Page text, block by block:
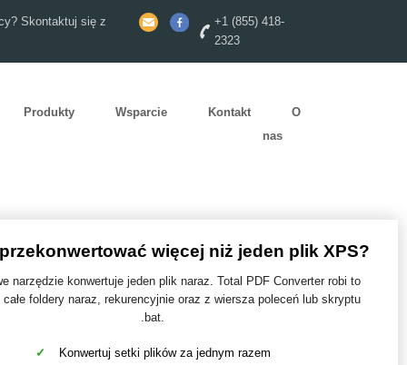
Skontaktuj się z
+1 (855) 418-
2323
Produkty Wsparcie Kontakt
O
nas
więcej niż jeden plik XPS?
narzędzie konwertuje jeden plik naraz. Total PDF Converter robi to
całe foldery naraz, rekurencyjnie oraz z wiersza poleceń lub skryptu
.bat.
Konwertuj setki plików za jednym razem